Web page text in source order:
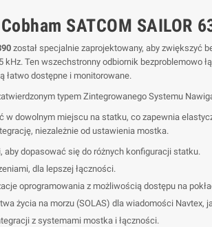
SATCOM SAILOR
został specjalnie zaprojektowany, aby zwiększyć
Ten wszechstronny odbiornik
łatwo dostępne i monitorowane.
typem Zintegrowanego Systemu
w dowolnym miejscu na statku, co zapewnia
niezależnie od ustawienia mostka.
dopasować się do różnych konfiguracji statku.
dla lepszej łączności.
oprogramowania z możliwością dostępu na
życia na morzu (SOLAS) dla wiadomości Navtex,
z systemami mostka i łączności.